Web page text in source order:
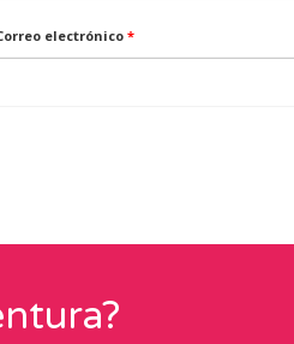
electrónico*